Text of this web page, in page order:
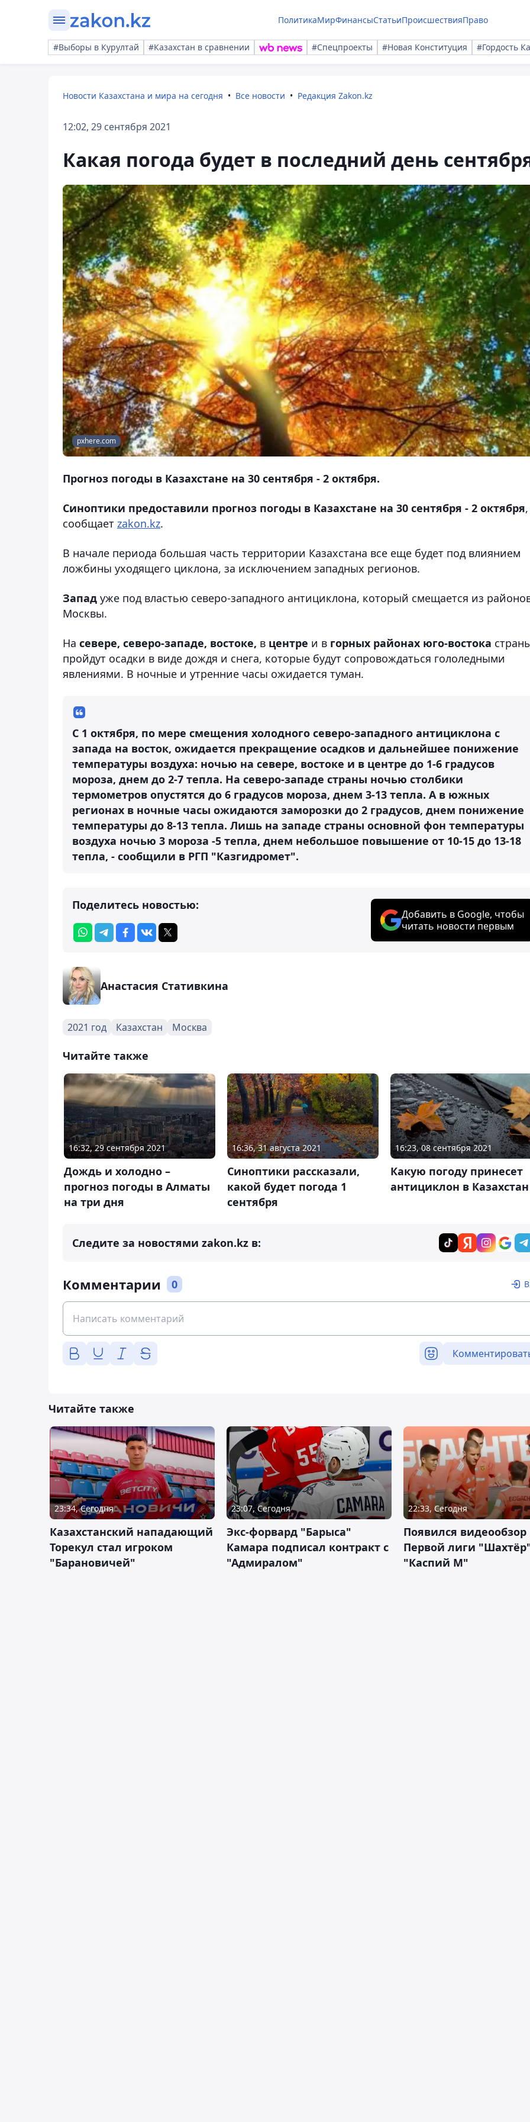
ПолитикаМирФинансыСтатьиПроисшествияПраво
#Выборы в Курултай #Казахстан в сравнении #Спецпроекты #Новая Конституция #Гордость
Новости Казахстана и мира на сегодня Все новости Редакция Zakon.kz
12:02, 29 сентября 2021
Какая погода будет в последний день
pxhere.com
Прогноз погоды в Казахстане на 30 сентября - 2 октября.
Синоптики предоставили прогноз погоды в Казахстане на 30 сентября - 2 октября,
сообщает zakon.kz.
В начале периода большая часть территории Казахстана все еще будет под влиянием
ложбины уходящего циклона, за исключением западных регионов.
Запад уже под властью северо-западного антициклона, который смещается из
Москвы.
На севере, северо-западе, востоке, в центре и в горных районах юго-востока
пройдут осадки в виде дождя и снега, которые будут сопровождаться гололедными
явлениями. В ночные и утренние часы ожидается туман.
С 1 октября, по мере смещения холодного северо-западного антициклона с
запада на восток, ожидается прекращение осадков и дальнейшее понижение
температуры воздуха: ночью на севере, востоке и в центре до 1-6 градусов
мороза, днем до 2-7 тепла. На северо-западе страны ночью столбики
термометров опустятся до 6 градусов мороза, днем 3-13 тепла. А в южных
регионах в ночные часы ожидаются заморозки до 2 градусов, днем понижение
температуры до 8-13 тепла. Лишь на западе страны основной фон температуры
воздуха ночью 3 мороза -5 тепла, днем небольшое повышение от 10-15 до 13-18
тепла, - сообщили в РГП "Казгидромет".
Поделитесь новостью:
Добавить в Google, чтобы
читать новости первым
Анастасия Стативкина
2021 год Казахстан Москва
Читайте также
16:32, 29 сентября 2021
Дождь и холодно –
прогноз погоды в Алматы
на три дня
16:36, 31 августа 2021
Синоптики рассказали,
какой будет погода 1
сентября
16:23, 08 сентября 2021
Какую погоду принесет
антициклон в Казахстан
Следите за новостями zakon.kz в:
Комментарии 0
Читайте также
23:34, Сегодня
Казахстанский нападающий
Торекул стал игроком
"Барановичей"
23:07, Сегодня
Экс-форвард "Барыса"
Камара подписал контракт с
"Адмиралом"
22:33, Сегодня
Появился
Первой лиги
"Каспий М"